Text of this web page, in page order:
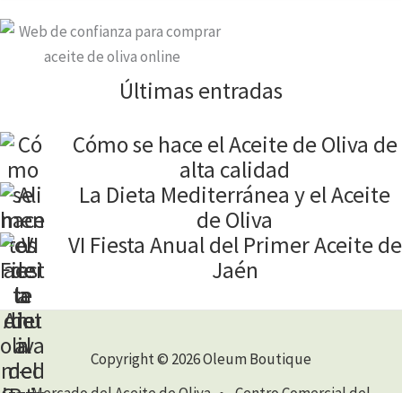
Últimas entradas
Cómo se hace el Aceite de Oliva de
alta calidad
La Dieta Mediterránea y el Aceite
de Oliva
VI Fiesta Anual del Primer Aceite de
Jaén
Copyright © 2026 Oleum Boutique